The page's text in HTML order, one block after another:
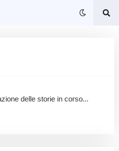
delle storie in corso...